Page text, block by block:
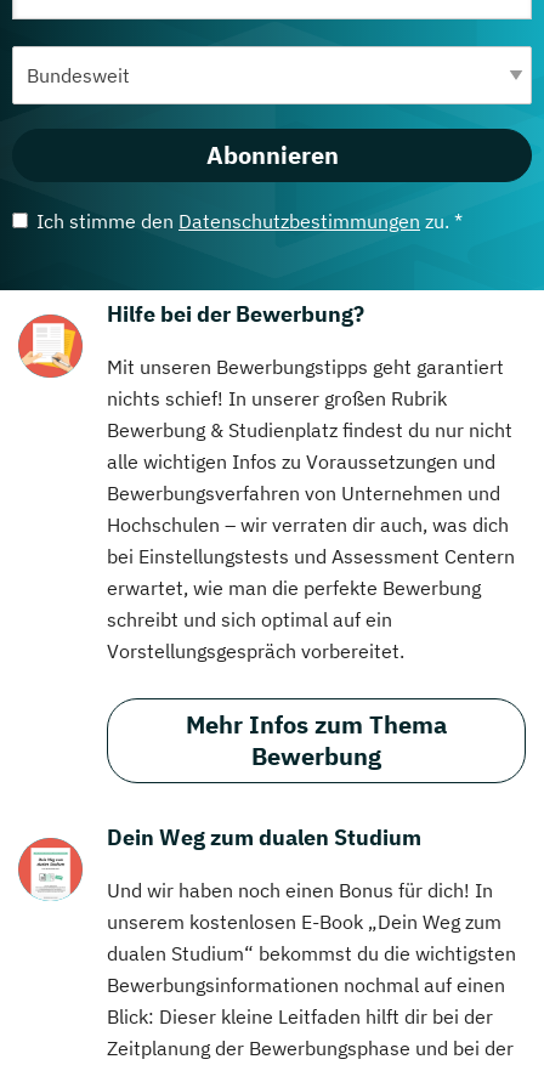
Abonnieren
Ich stimme den Datenschutzbestimmungen zu. *
Hilfe bei der Bewerbung?
Mit unseren Bewerbungstipps geht garantiert
nichts schief! In unserer großen Rubrik
Bewerbung & Studienplatz findest du nur nicht
alle wichtigen Infos zu Voraussetzungen und
Bewerbungsverfahren von Unternehmen und
Hochschulen – wir verraten dir auch, was dich
bei Einstellungstests und Assessment Centern
erwartet, wie man die perfekte Bewerbung
schreibt und sich optimal auf ein
Vorstellungsgespräch vorbereitet.
Mehr Infos zum Thema
Bewerbung
Dein Weg zum dualen Studium
Und wir haben noch einen Bonus für dich! In
unserem kostenlosen E-Book „Dein Weg zum
dualen Studium“ bekommst du die wichtigsten
Bewerbungsinformationen nochmal auf einen
Blick: Dieser kleine Leitfaden hilft dir bei der
Zeitplanung der Bewerbungsphase und bei der